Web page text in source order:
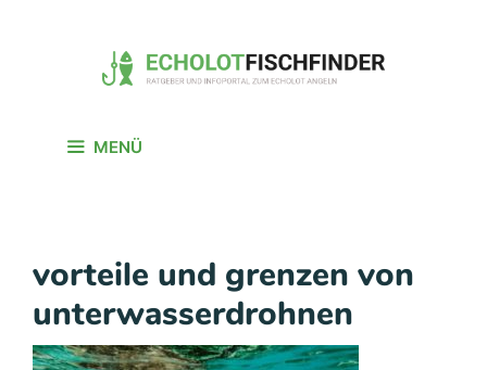
MENÜ
vorteile und grenzen von
unterwasserdrohnen